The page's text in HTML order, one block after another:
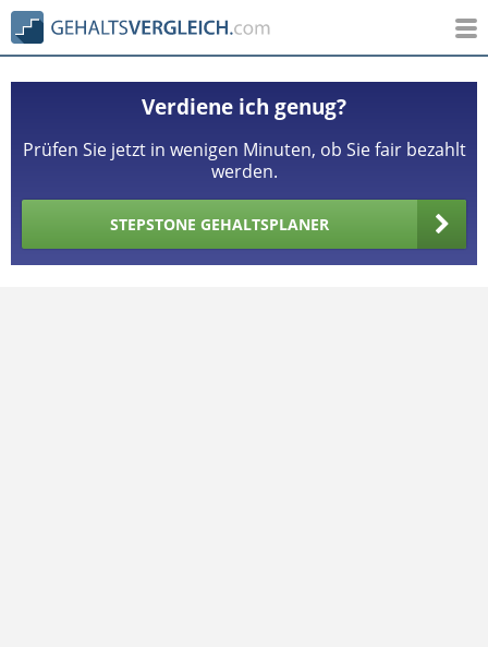
Verdiene ich genug?
Prüfen Sie jetzt in wenigen Minuten, ob Sie fair bezahlt
werden.
STEPSTONE GEHALTSPLANER